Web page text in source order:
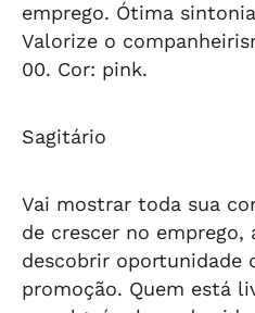
emprego. Ótima
Valorize o
00. Cor: pink.
Sagitário
Vai mostrar toda sua
de crescer no emprego,
descobrir oportunidade
promoção. Quem está